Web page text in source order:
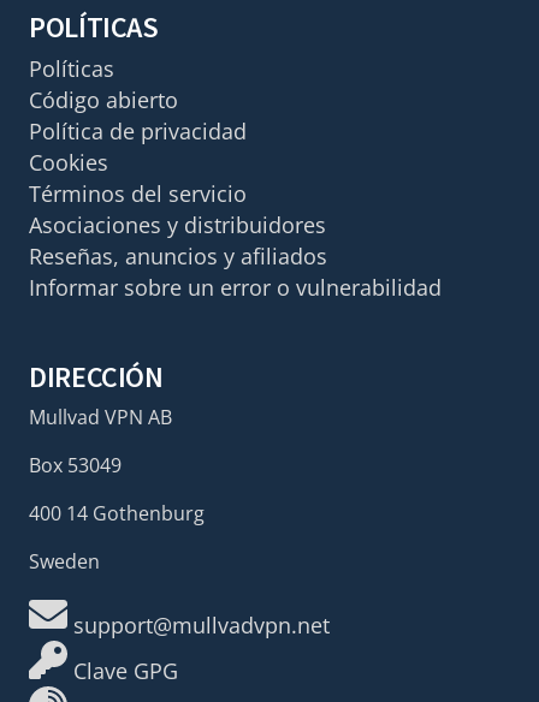
POLÍTICAS
Políticas
Código abierto
Política de privacidad
Cookies
Términos del servicio
Asociaciones y distribuidores
Reseñas, anuncios y afiliados
Informar sobre un error o vulnerabilidad
DIRECCIÓN
Mullvad VPN AB
Box 53049
400 14 Gothenburg
Sweden
support@mullvadvpn.net
Clave GPG